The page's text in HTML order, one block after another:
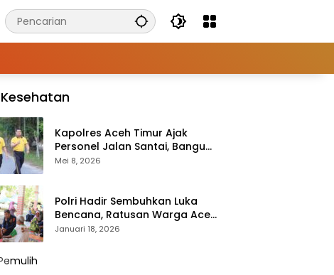
Kesehatan
Kapolres Aceh Timur Ajak
Personel Jalan Santai, Bangun
Semangat Sehat dan Solid
Mei 8, 2026
Polri Hadir Sembuhkan Luka
Bencana, Ratusan Warga Aceh
Tengah Terlayani Bakti
Januari 18, 2026